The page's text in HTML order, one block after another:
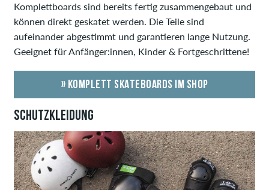
Komplettboards sind bereits fertig zusammengebaut und
können direkt geskatet werden. Die Teile sind
aufeinander abgestimmt und garantieren lange Nutzung.
Geeignet für Anfänger:innen, Kinder & Fortgeschrittene!
» KOMPLETT SKATEBOARDS IM SHOP
SCHUTZKLEIDUNG